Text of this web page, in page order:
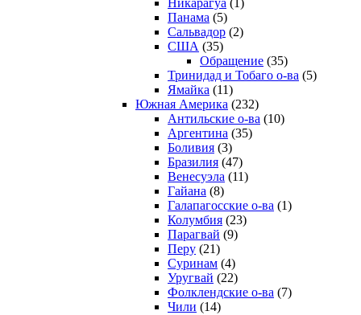
Панама (5)
Сальвадор (2)
США (35)
Обращение (35)
Тринидад и Тобаго о-ва (5)
Ямайка (11)
Южная Америка (232)
Антильские о-ва (10)
Аргентина (35)
Боливия (3)
Бразилия (47)
Венесуэла (11)
Гайана (8)
Галапагосские о-ва (1)
Колумбия (23)
Парагвай (9)
Перу (21)
Суринам (4)
Уругвай (22)
Фолклендские о-ва (7)
Чили (14)